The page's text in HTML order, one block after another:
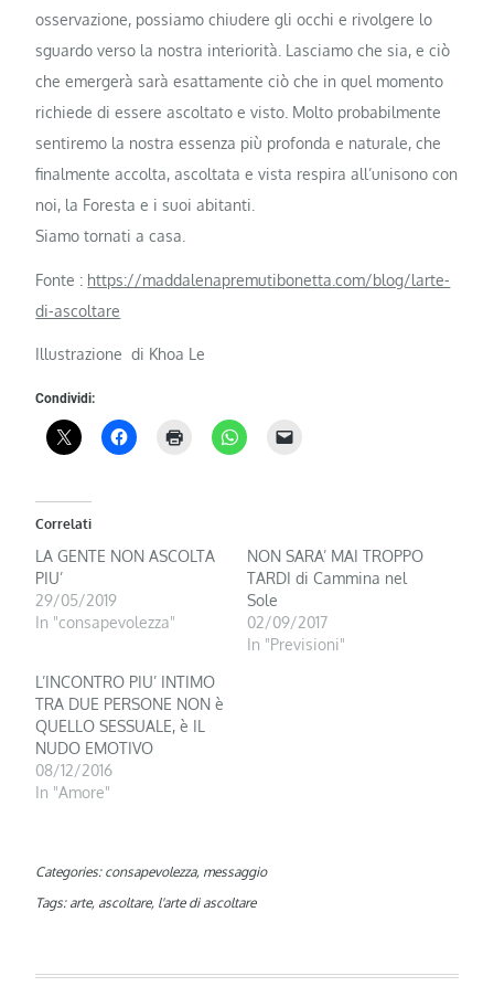
osservazione, possiamo chiudere gli occhi e rivolgere lo
sguardo verso la nostra interiorità. Lasciamo che sia, e ciò
che emergerà sarà esattamente ciò che in quel momento
richiede di essere ascoltato e visto. Molto probabilmente
sentiremo la nostra essenza più profonda e naturale, che
finalmente accolta, ascoltata e vista respira all’unisono con
noi, la Foresta e i suoi abitanti.
Siamo tornati a casa.
Fonte : https://maddalenapremutibonetta.com/blog/larte-
di-ascoltare
Illustrazione di Khoa Le
Condividi:
Correlati
LA GENTE NON ASCOLTA
PIU’
29/05/2019
In "consapevolezza"
NON SARA’ MAI TROPPO
TARDI di Cammina nel
Sole
02/09/2017
In "Previsioni"
L’INCONTRO PIU’ INTIMO
TRA DUE PERSONE NON è
QUELLO SESSUALE, è IL
NUDO EMOTIVO
08/12/2016
In "Amore"
Categories: consapevolezza, messaggio
Tags: arte, ascoltare, l'arte di ascoltare